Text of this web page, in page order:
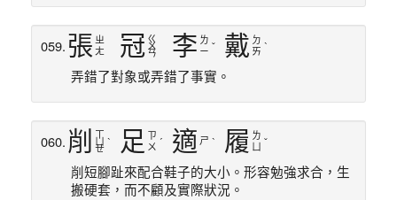
059. 張 ㄓ
ㄤ
冠 ㄍ
ㄨ
ㄢ 李 ㄌ
ㄧ ˇ 戴 ㄉ
ㄞ ˋ
弄錯了對象或弄錯了事實。
060. 削 ㄩ
ㄝ
ˋ 足
ㄗ
ㄨ ˊ 適 ㄕ ˋ 履 ㄌ
ˇ
削短腳趾來配合鞋子的大小。形容勉強求合，生
搬硬套，而不顧及實際狀況。